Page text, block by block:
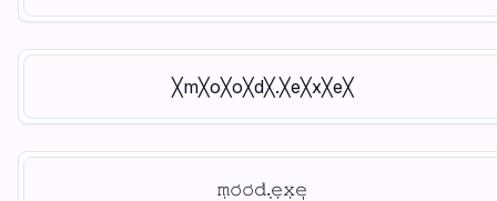
╳m╳o╳o╳d╳.╳e╳x╳e╳
𝚖̣𝚘̇𝚘̇𝚍̇.̩𝚎̣𝚡̣𝚎̩